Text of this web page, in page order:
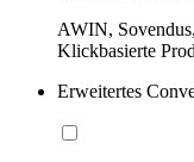
AWIN,
Klickbasierte
Erweitertes